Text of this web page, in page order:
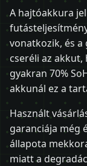
A hajtóakkura
vonatkozik, és
cseréli az
gyakran 70%
akkunál ez a
Használt
garanciája még
állapota
miatt a